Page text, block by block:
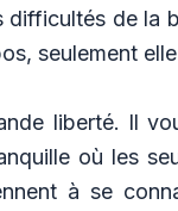
de la
seulement
liberté. Il
où les
à se